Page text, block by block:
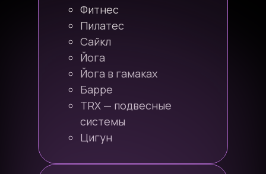
Фитнес
Пилатес
Сайкл
Йога
Йога в гамаках
Барре
TRX — подвесные
системы
Цигун